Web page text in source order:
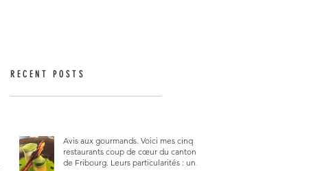
RECENT POSTS
Avis aux gourmands. Voici mes cinq
restaurants coup de cœur du canton
de Fribourg. Leurs particularités : un